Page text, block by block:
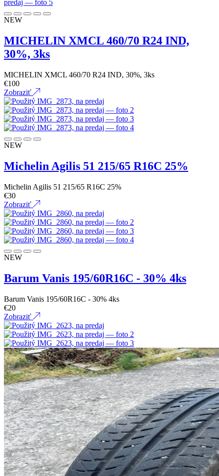
NEW
MICHELIN XMCL 460/70 R24 IND,
30%, 3ks
MICHELIN XMCL 460/70 R24 IND, 30%, 3ks
€100
Zobraziť
NEW
Michelin Agilis 51 215/65 R16C 25%
Michelin Agilis 51 215/65 R16C 25%
€30
Zobraziť
NEW
Barum Vanis 195/60R16C - 30% 4ks
Barum Vanis 195/60R16C - 30% 4ks
€20
Zobraziť